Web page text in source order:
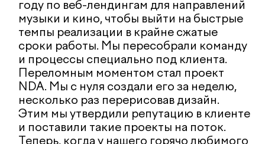
ВСЕ АГЕНТСТВА